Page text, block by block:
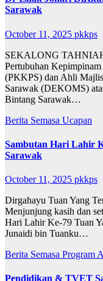
Sarawak
October 11, 2025 pkkps
SEKALONG
Pertubuhan
(PKKPS) dan Ahli
Sarawak (DEKOMS)
Bintang Sarawak…
Berita Semasa Ucapan
Sambutan Hari Lahir
Sarawak
October 11, 2025 pkkps
Dirgahayu Tuan Yang
Menjunjung kasih dan
Hari Lahir Ke-79 Tuan
Junaidi bin Tuanku…
Berita Semasa Program
Pendidikan & TVET